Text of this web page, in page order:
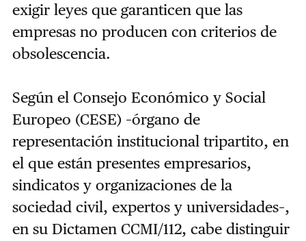
exigir leyes que garanticen que las
empresas no producen con criterios de
obsolescencia.
Según el Consejo Económico y Social
Europeo (CESE) –órgano de
representación institucional tripartito, en
el que están presentes empresarios,
sindicatos y organizaciones de la
sociedad civil, expertos y universidades–,
en su Dictamen CCMI/112, cabe distinguir